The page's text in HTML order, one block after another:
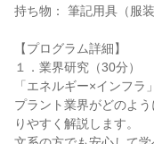
持ち物： 筆記用具（服装
【プログラム詳細】
１．業界研究（30分）
「エネルギー×インフラ
プラント業界がどのよ
りやすく解説します。